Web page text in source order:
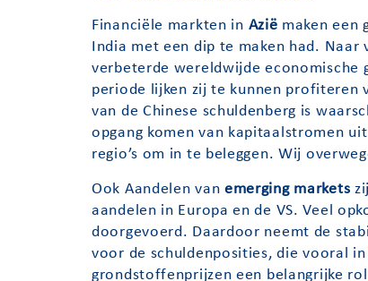
Financiële markten in Azië maken een
India met een dip te maken had.
verbeterde wereldwijde economische
periode lijken zij te kunnen profiteren
van de Chinese schuldenberg is
opgang komen van kapitaalstromen
regio’s om in te beleggen. Wij
Ook Aandelen van emerging markets
aandelen in Europa en de VS. Veel
doorgevoerd. Daardoor neemt de
voor de schuldenposities, die vooral
grondstoffenprijzen een belangrijke